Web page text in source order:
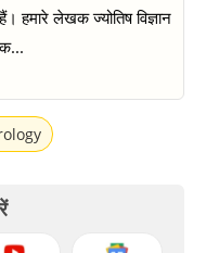
हमारे लेखक ज्योतिष विज्ञान